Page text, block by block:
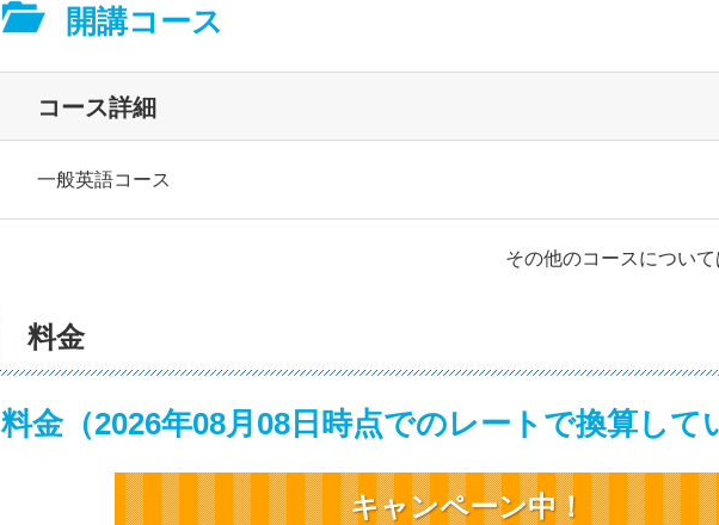
開講コース
コース詳細
一般英語コース
その他のコースについ
料金
料金（2026年08月08日時点でのレートで換算して
キャンペーン中！